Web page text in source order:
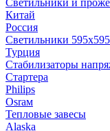
Светильники и
Китай
Россия
Светильники 595х595
Турция
Стабилизаторы
Стартера
Philips
Оsrам
Тепловые завесы
Alaska